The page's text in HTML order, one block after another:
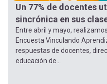
Un 77% de docentes
sincrónica en sus
Entre abril y mayo,
Encuesta Vinculando
respuestas de docentes,
educación de...